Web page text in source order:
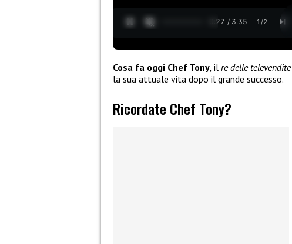
0:28 / 3:35 1 /2
Cosa fa oggi Chef Tony, il re delle televendite
la sua attuale vita dopo il grande successo.
Ricordate Chef Tony?